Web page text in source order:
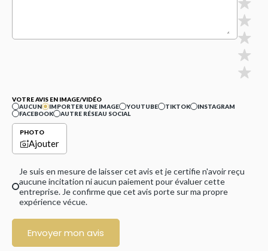
VOTRE AVIS EN IMAGE/VIDÉO
AUCUN
IMPORTER UNE IMAGE YOUTUBE TIKTOK
INSTAGRAM
FACEBOOK
AUTRE RÉSEAU SOCIAL
PHOTO
Ajouter
Je suis en mesure de laisser cet avis et je certifie n'avoir reçu
aucune incitation ni aucun paiement pour évaluer cette
entreprise. Je confirme que cet avis porte sur ma propre
expérience vécue.
Envoyer mon avis